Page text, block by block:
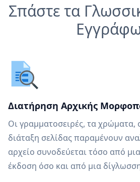
Σπάστε τα
Διατήρηση Αρχικής
Οι γραμματοσειρές, τα χρώματα,
διάταξη σελίδας παραμένουν
αρχείο συνοδεύεται τόσο από
έκδοση όσο και από μια